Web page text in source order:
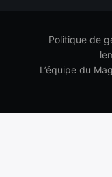
Politique de
L’équipe du